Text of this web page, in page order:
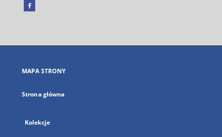
Facebook
się
karcie
MAPA STRONY
Strona główna
Kolekcje